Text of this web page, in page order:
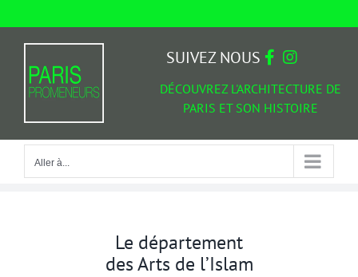
Aller à...
DÉCOUVREZ L'ARCHITECTURE DE
PARIS ET SON HISTOIRE
SUIVEZ NOUS
Aller à...
Le département
des Arts de l’Islam